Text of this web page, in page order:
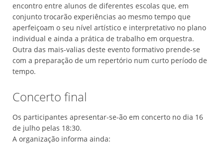
encontro entre alunos de diferentes escolas que, em
conjunto trocarão experiências ao mesmo tempo que
aperfeiçoam o seu nível artístico e interpretativo no plano
individual e ainda a prática de trabalho em orquestra.
Outra das mais-valias deste evento formativo prende-se
com a preparação de um repertório num curto período de
tempo.
Concerto final
Os participantes apresentar-se-ão em concerto no dia 16
de julho pelas 18:30.
A organização informa ainda: